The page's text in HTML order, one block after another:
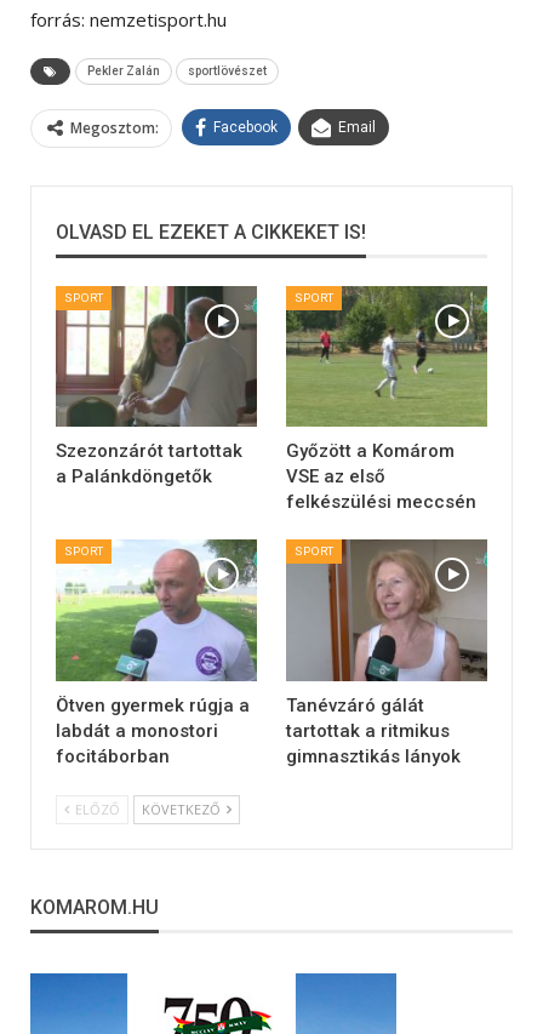
forrás: nemzetisport.hu
Pekler Zalán sportlövészet
Megosztom: Facebook Email
OLVASD EL EZEKET A CIKKEKET IS!
SPORT
Szezonzárót tartottak
a Palánkdöngetők
SPORT
Győzött a Komárom
VSE az első
felkészülési meccsén
SPORT
Ötven gyermek rúgja a
labdát a monostori
focitáborban
SPORT
Tanévzáró gálát
tartottak a ritmikus
gimnasztikás lányok
ELŐZŐ KÖVETKEZŐ
KOMAROM.HU